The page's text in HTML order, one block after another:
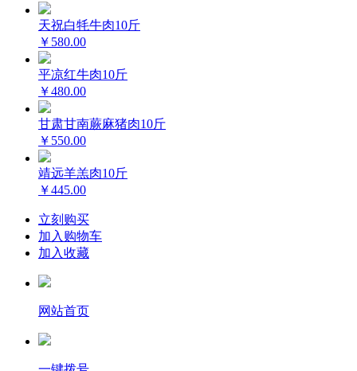
天祝白牦牛肉10斤
￥580.00
平凉红牛肉10斤
￥480.00
甘肃甘南蕨麻猪肉10斤
￥550.00
靖远羊羔肉10斤
￥445.00
立刻购买
加入购物车
加入收藏
网站首页